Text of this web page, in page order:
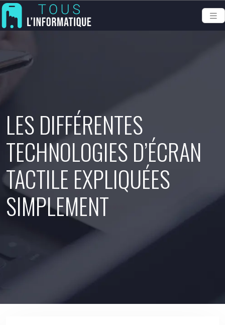
LES DIFFÉRENTES
TECHNOLOGIES D’ÉCRAN
TACTILE EXPLIQUÉES
SIMPLEMENT